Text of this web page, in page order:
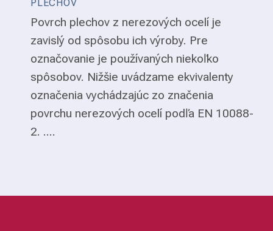
PLECHOV
Povrch plechov z nerezových ocelí je
zavislý od spôsobu ich výroby. Pre
označovanie je používaných niekoľko
spôsobov. Nižšie uvádzame ekvivalenty
označenia vychádzajúc zo značenia
povrchu nerezových ocelí podľa EN 10088-
2. ....